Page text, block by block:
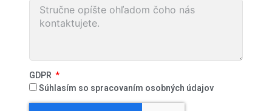
GDPR
Súhlasím so spracovaním osobných údajov